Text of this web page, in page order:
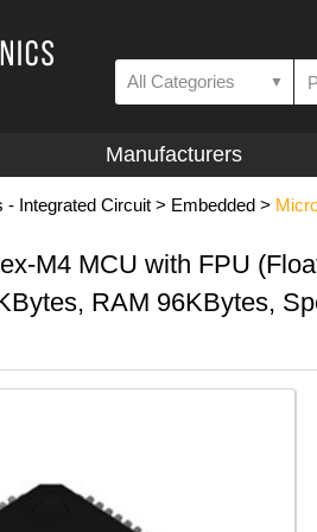
All Categories ▼
Manufacturers
- Integrated Circuit > Embedded >
M4 MCU with FPU
RAM 96KBytes,